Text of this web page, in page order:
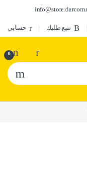
تتبع طلبك حسابي
0